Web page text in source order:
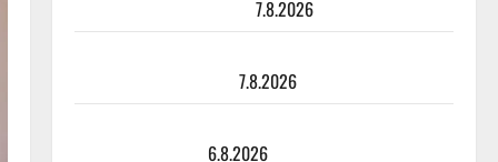
7.8.2026
7.8.2026
6.8.2026